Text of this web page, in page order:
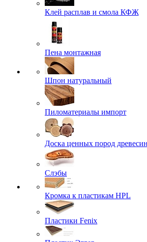
Клей расплав и смола КФЖ
Пена монтажная
Шпон натуральный
Пиломатериалы импорт
Доска ценных пород
Слэбы
Кромка к пластикам HPL
Пластики Fenix